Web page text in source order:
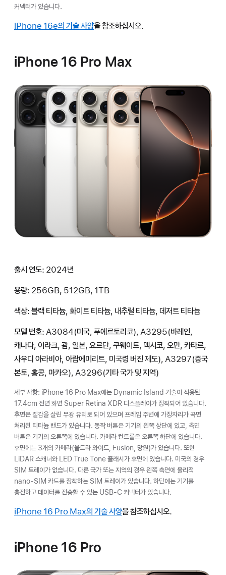
커넥터가 있습니다.
iPhone 16e의 기술 사양을 참조하십시오.
iPhone 16 Pro Max
출시 연도: 2024년
용량: 256GB, 512GB, 1TB
색상: 블랙 티타늄, 화이트 티타늄, 내추럴 티타늄, 데저트 티타늄
모델 번호: A3084(미국, 푸에르토리코), A3295(바레인,
캐나다, 이라크, 괌, 일본, 요르단, 쿠웨이트, 멕시코, 오만, 카타르,
사우디 아라비아, 아랍에미리트, 미국령 버진 제도), A3297(중국
본토, 홍콩, 마카오), A3296(기타 국가 및 지역)
세부 사항: iPhone 16 Pro Max에는 Dynamic Island 기술이 적용된
17.4cm 전면 화면 Super Retina XDR 디스플레이가 장착되어 있습니다.
후면은 질감을 살린 무광 유리로 되어 있으며 프레임 주변에 가장자리가 곡면
처리된 티타늄 밴드가 있습니다. 동작 버튼은 기기의 왼쪽 상단에 있고, 측면
버튼은 기기의 오른쪽에 있습니다. 카메라 컨트롤은 오른쪽 하단에 있습니다.
후면에는 3개의 카메라(울트라 와이드, Fusion, 망원)가 있습니다. 또한
LiDAR 스캐너와 LED True Tone 플래시가 후면에 있습니다. 미국의 경우
SIM 트레이가 없습니다. 다른 국가 또는 지역의 경우 왼쪽 측면에 물리적
nano-SIM 카드를 장착하는 SIM 트레이가 있습니다. 하단에는 기기를
충전하고 데이터를 전송할 수 있는 USB-C 커넥터가 있습니다.
iPhone 16 Pro Max의 기술 사양을 참조하십시오.
iPhone 16 Pro